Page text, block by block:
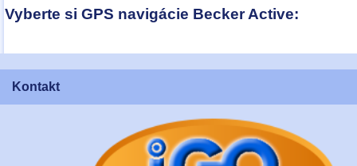
Vyberte si GPS navigácie Becker Active:
Kontakt